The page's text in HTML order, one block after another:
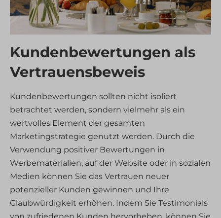
Kundenbewertungen als
Vertrauensbeweis
Kundenbewertungen sollten nicht isoliert
betrachtet werden, sondern vielmehr als ein
wertvolles Element der gesamten
Marketingstrategie genutzt werden. Durch die
Verwendung positiver Bewertungen in
Werbematerialien, auf der Website oder in sozialen
Medien können Sie das Vertrauen neuer
potenzieller Kunden gewinnen und Ihre
Glaubwürdigkeit erhöhen. Indem Sie Testimonials